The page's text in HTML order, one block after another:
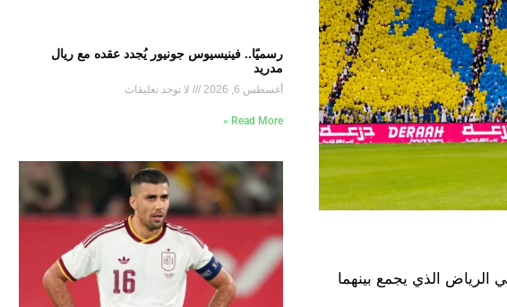
الرياض الذي يجمع بينهما
رسميًا.. فينيسيوس جونيور يُجدد عقده مع ريال
مدريد
أغسطس 6, 2026 لا توجد تعليقات
Read More »